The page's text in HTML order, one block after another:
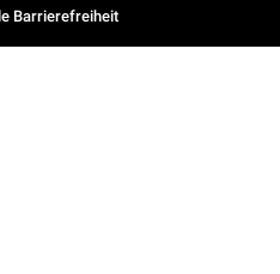
Barrierefreiheit